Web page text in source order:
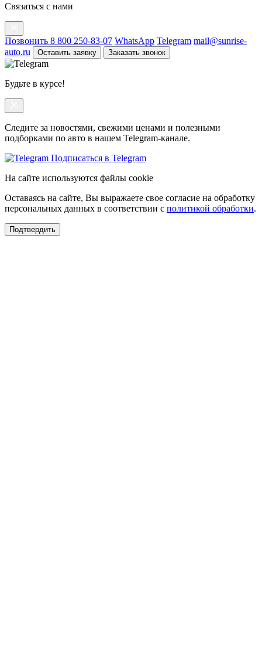
Связаться с нами
Позвонить 8 800 250-83-07 WhatsApp Telegram mail@sunrise-
auto.ru
Оставить заявку Заказать звонок
Будьте в курсе!
Следите за новостями, свежими ценами и полезными
подборками по авто в нашем Telegram-канале.
Подписаться в Telegram
На сайте используются файлы cookie
Оставаясь на сайте, Вы выражаете свое согласие на обработку
персональных данных в соответствии с политикой обработки.
Подтвердить